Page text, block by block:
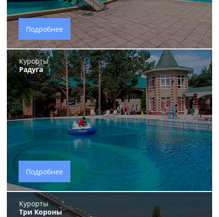
Подробнее
Курорты
Радуга
Подробнее
Курорты
Три Короны